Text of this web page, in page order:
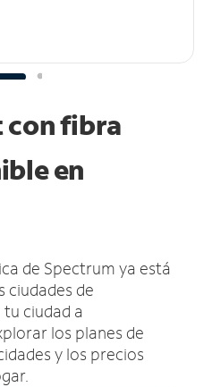
con fibra
en
de Spectrum ya está
ciudades de
ciudad a
los planes de
y los precios